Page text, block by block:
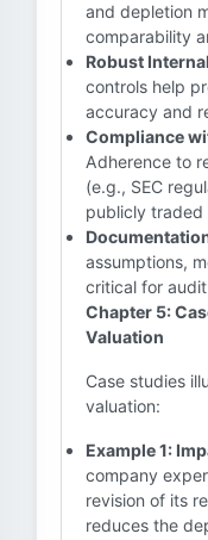
and depletion
comparability
Robust
controls help
accuracy and
Compliance
Adherence to
(e.g., SEC
publicly traded
assumptions,
critical for
Chapter 5:
Valuation
Case studies
valuation:
Example 1:
company
revision of its
reduces the